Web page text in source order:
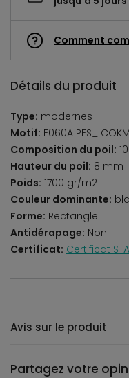
Comment
Détails du produit
Type: modernes
Motif: E060A PES_
Composition du poil:
Hauteur du poil: 8 mm
Poids: 1700 gr/m2
Couleur dominante:
Forme: Rectangle
Antidérapage: Non
Certificat: Certificat
Avis sur le produit
Partagez votre